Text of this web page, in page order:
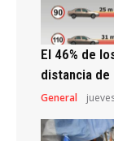
El 46% de
distancia
General